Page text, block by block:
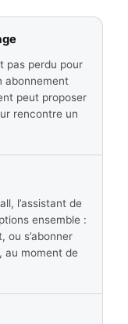
pas perdu pour
abonnement
peut proposer
rencontre un
l’assistant de
ensemble :
ou s’abonner
au moment de